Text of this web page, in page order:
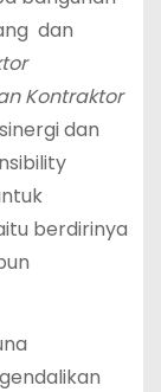
dan
Kontraktor
dan
berdirinya